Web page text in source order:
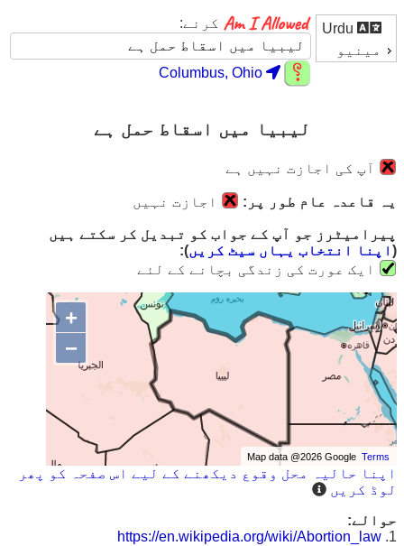
مینیو
کرنے:
Columbus, Ohio
لیبیا میں اسقاط حمل ہے
آپ کی اجازت نہیں ہے
یہ قاعدہ عام طور پر: اجازت نہیں
پیرامیٹرز جو آپ کے جواب کو تبدیل کر سکتے ہیں
( اپنا انتخاب یہاں سیٹ کریں):
ایک عورت کی زندگی بچانے کے لئے
+
−
Map data @2026 GoogleTerms
اپنا حالیہ محل وقوع دیکھنے کے لیے اس صفحہ کو پھر
لوڈ کریں
حوالے:
1.
https://en.wikipedia.org/wiki/Abortion_law